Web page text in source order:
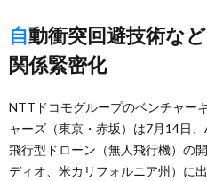
自動衝突回避技術などに着目、事業展開へ
関係緊密化
NTTドコモグループのベンチャー
ャーズ（東京・赤坂）は7月14日
飛行型ドローン（無人飛行機）の
ディオ、米カリフォルニア州）に